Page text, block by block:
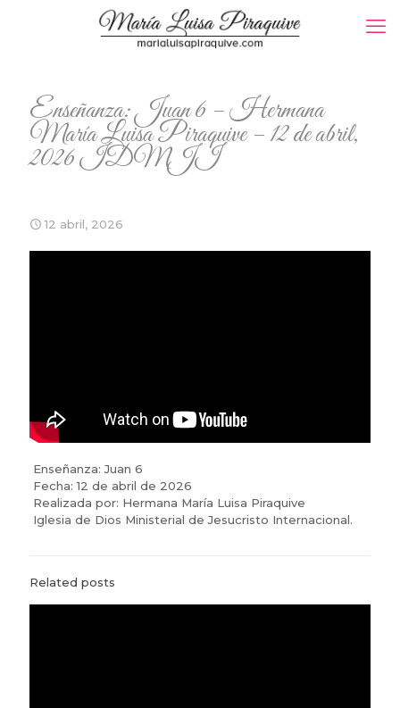
Enseñanza: Juan 6 – Hermana
María Luisa Piraquive – 12 de abril,
2026 IDMJI
12 abril, 2026
Enseñanza: Juan 6
Fecha: 12 de abril de 2026
Realizada por: Hermana María Luisa Piraquive
Iglesia de Dios Ministerial de Jesucristo Internacional.
Related posts